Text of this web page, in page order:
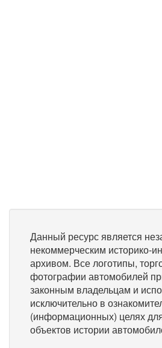
Данный ресурс является
некоммерческим историко-
архивом. Все логотипы,
фотографии автомобилей
законным владельцам и
исключительно в
(информационных) целях
объектов истории